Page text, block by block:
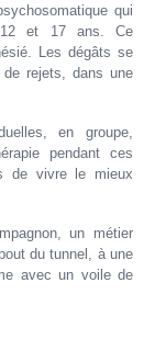
qui
et 17 ans. Ce
Les dégâts se
rejets, dans une
en groupe,
pendant ces
de vivre le mieux
un métier
du tunnel, à une
avec un voile de